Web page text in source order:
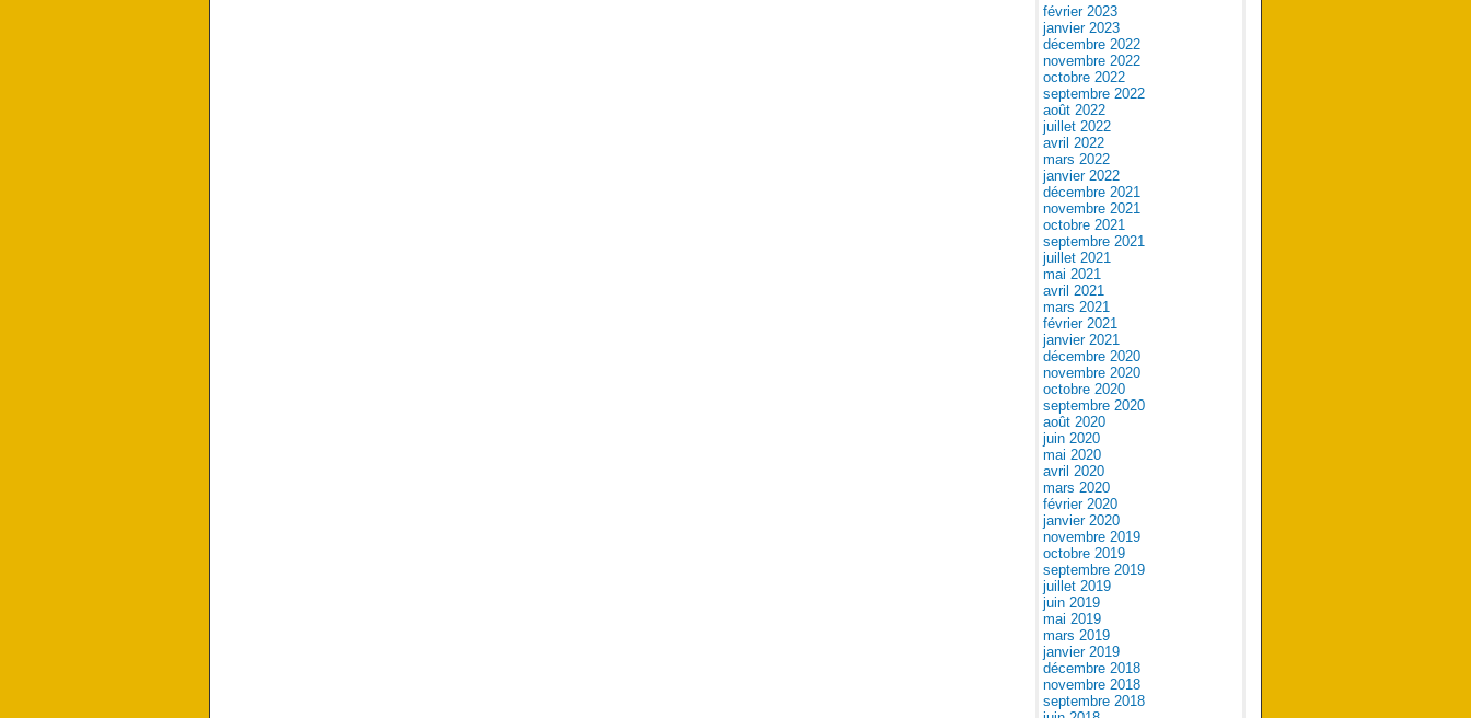
février 2023
janvier 2023
décembre 2022
novembre 2022
octobre 2022
septembre 2022
août 2022
juillet 2022
avril 2022
mars 2022
janvier 2022
décembre 2021
novembre 2021
octobre 2021
septembre 2021
juillet 2021
mai 2021
avril 2021
mars 2021
février 2021
janvier 2021
décembre 2020
novembre 2020
octobre 2020
septembre 2020
août 2020
juin 2020
mai 2020
avril 2020
mars 2020
février 2020
janvier 2020
novembre 2019
octobre 2019
septembre 2019
juillet 2019
juin 2019
mai 2019
mars 2019
janvier 2019
décembre 2018
novembre 2018
septembre 2018